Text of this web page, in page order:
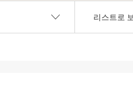
리스트로